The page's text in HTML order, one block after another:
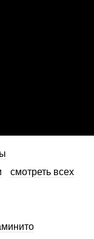
смотреть всех